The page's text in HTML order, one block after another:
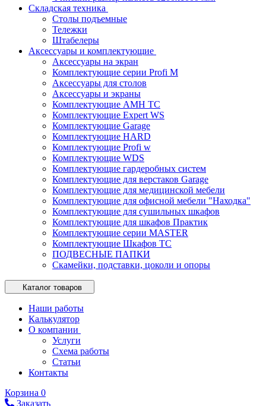
Складская техника
Столы подъемные
Тележки
Штабелеры
Аксессуары и комплектующие
Аксессуары на экран
Комплектующие серии Profi M
Аксессуары для столов
Аксессуары и экраны
Комплектующие AMH TC
Комплектующие Expert WS
Комплектующие Garage
Комплектующие HARD
Комплектующие Profi w
Комплектующие WDS
Комплектующие гардеробных систем
Комплектующие для верстаков Garage
Комплектующие для медицинской мебели
Комплектующие для офисной мебели "Находка"
Комплектующие для сушильных шкафов
Комплектующие для шкафов Практик
Комплектующие серии MASTER
Комплектующие Шкафов ТС
ПОДВЕСНЫЕ ПАПКИ
Скамейки, подставки, цоколи и опоры
Каталог товаров
Наши работы
Калькулятор
О компании
Услуги
Схема работы
Статьи
Контакты
Корзина 0
Заказать